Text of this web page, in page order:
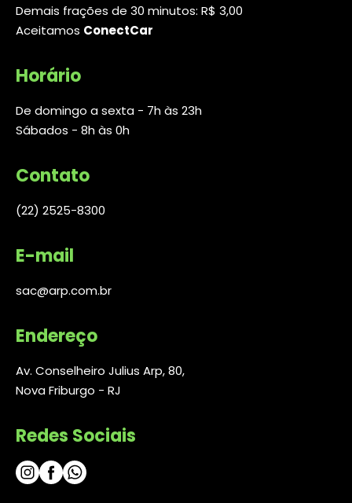
Demais frações de 30 minutos: R$ 3,00
Aceitamos ConectCar
Horário
De domingo a sexta - 7h às 23h
Sábados - 8h às 0h
Contato
(22) 2525-8300
E-mail
sac@arp.com.br
Endereço
Av. Conselheiro Julius Arp, 80,
Nova Friburgo - RJ
Redes Sociais